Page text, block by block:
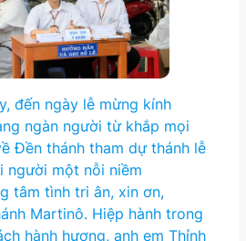
đến ngày lễ mừng kính
ngàn người từ khắp mọi
Đền thánh tham dự thánh lễ
người một nỗi niềm
tâm tình tri ân, xin ơn,
Martinô. Hiệp hành trong
hành hương, anh em Thỉnh